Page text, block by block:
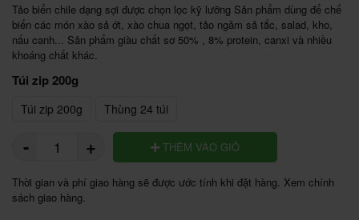
Tảo biển chile dạng sợi được chọn lọc kỹ lưỡng Sản phẩm dùng để chế
biến các món xào sả ớt, xào chua ngọt, tảo ngâm sả tắc, salad, kho,
nấu canh... Sản phẩm giàu chất sơ 50% , 8% protein, canxi và nhiều
khoáng chất khác.
Túi zip 200g
Túi zip 200g Thùng 24 túi
- + THÊM VÀO GIỎ
Thời gian và phí giao hàng sẽ được ước tính khi đặt hàng. Xem chính
sách giao hàng.